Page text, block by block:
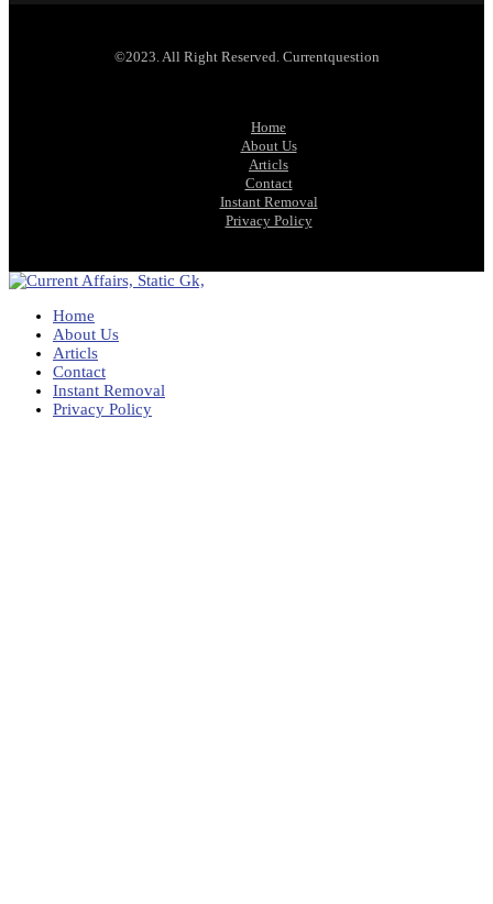
©2023. All Right Reserved. Currentquestion
Home
About Us
Articls
Contact
Instant Removal
Privacy Policy
Home
About Us
Articls
Contact
Instant Removal
Privacy Policy